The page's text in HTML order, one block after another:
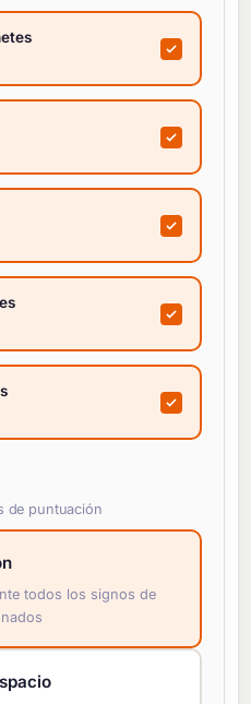
de puntuación
todos los signos de